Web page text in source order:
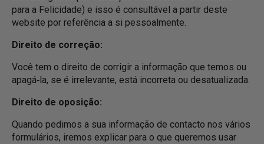
para a Felicidade) e isso é consultável a partir deste
website por referência a si pessoalmente.
Direito de correção:
Você tem o direito de corrigir a informação que temos ou
apagá‑la, se é irrelevante, está incorreta ou desatualizada.
Direito de oposição:
Quando pedimos a sua informação de contacto nos vários
formulários, iremos explicar para o que queremos usar